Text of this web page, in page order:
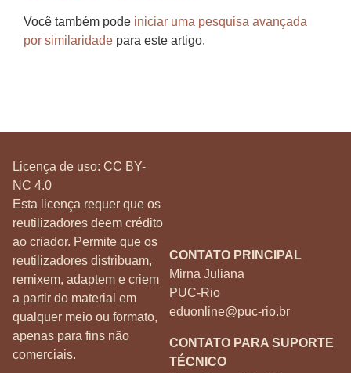
Você também pode iniciar uma pesquisa avançada
por similaridade para este artigo.
Licença de uso: CC BY-
NC 4.0
Esta licença requer que os
reutilizadores deem crédito
ao criador. Permite que os
reutilizadores distribuam,
remixem, adaptem e criem
a partir do material em
qualquer meio ou formato,
apenas para fins não
comerciais.
CONTATO PRINCIPAL
Mirna Juliana
PUC-Rio
eduonline@puc-rio.br
CONTATO PARA SUPORTE
TÉCNICO